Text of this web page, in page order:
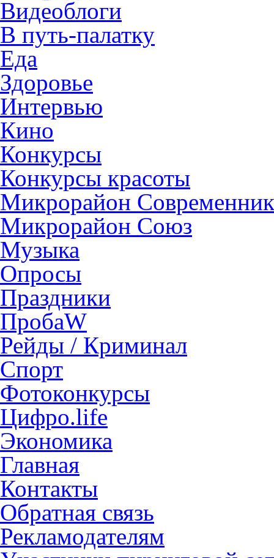
Видеоблоги
В путь-палатку
Еда
Здоровье
Интервью
Кино
Конкурсы
Конкурсы красоты
Микрорайон Современник
Микрорайон Союз
Музыка
Опросы
Праздники
ПробаW
Рейды / Криминал
Спорт
Фотоконкурсы
Цифро.life
Экономика
Главная
Контакты
Обратная связь
Рекламодателям